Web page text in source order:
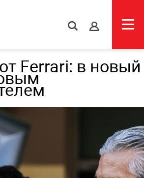
s
Ferrari: в новый